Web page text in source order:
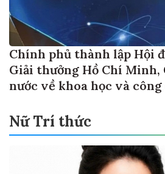
Chính phủ thành lập Hội
Giải thưởng Hồ Chí Minh,
nước về khoa học và công
Nữ Trí thức